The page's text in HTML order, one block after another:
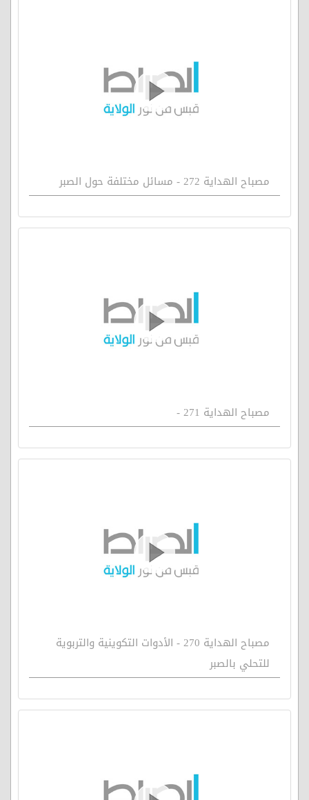
مصباح الهداية 272 - مسائل مختلفة حول الصبر
مصباح الهداية 271 -
مصباح الهداية 270 - الأدوات التكوينية والتربوية
للتحلي بالصبر